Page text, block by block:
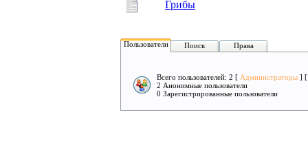
Грибы
Пользователи Поиск Права
Всего пользователей: 2 [ Администраторы ]
2 Анонимные пользователи
0 Зарегистрированные пользователи